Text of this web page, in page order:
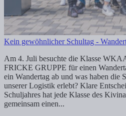
Kein gewöhnlicher Schultag -
Am 4. Juli besuchte die Klasse
FRICKE GRUPPE für einen
ein Wandertag ab und was haben die
unserer Logistik erlebt? Klare
Schuljahres hat jede Klasse des
gemeinsam einen...